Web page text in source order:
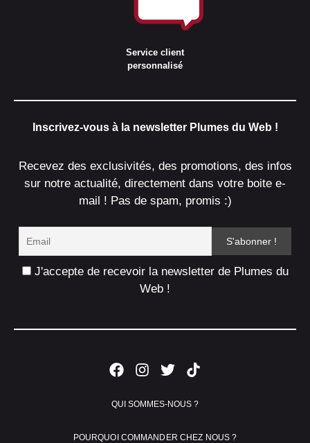
Service client
personnalisé
Inscrivez-vous à la newsletter Plumes du Web !
Recevez des exclusivités, des promotions, des infos
sur notre actualité, directement dans votre boite e-
mail ! Pas de spam, promis :)
J'accepte de recevoir la newsletter de Plumes du
Web !
QUI SOMMES-NOUS ?
POURQUOI COMMANDER CHEZ NOUS ?